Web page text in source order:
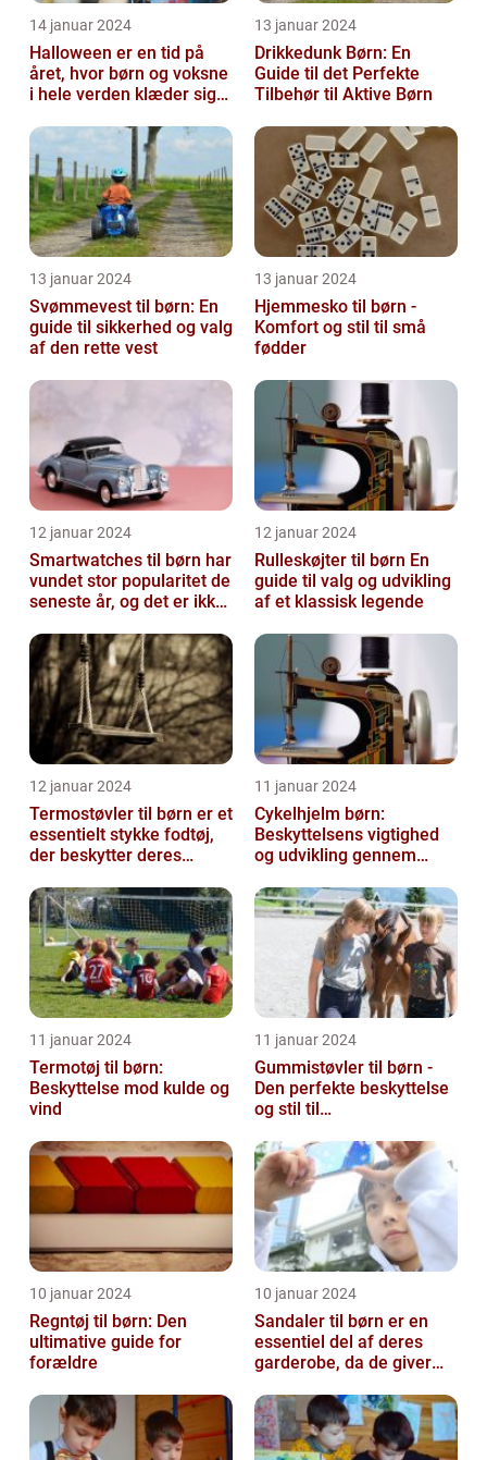
14 januar 2024
Halloween er en tid på
året, hvor børn og voksne
i hele verden klæder sig
fant...
13 januar 2024
Drikkedunk Børn: En
Guide til det Perfekte
Tilbehør til Aktive Børn
13 januar 2024
Svømmevest til børn: En
guide til sikkerhed og valg
af den rette vest
13 januar 2024
Hjemmesko til børn -
Komfort og stil til små
fødder
12 januar 2024
Smartwatches til børn har
vundet stor popularitet de
seneste år, og det er ikke
12 januar 2024
Rulleskøjter til børn En
guide til valg og udvikling
af et klassisk legende
12 januar 2024
Termostøvler til børn er et
essentielt stykke fodtøj,
der beskytter deres
fugti...
11 januar 2024
Cykelhjelm børn:
Beskyttelsens vigtighed
og udvikling gennem
11 januar 2024
Termotøj til børn:
Beskyttelse mod kulde og
vind
11 januar 2024
Gummistøvler til børn -
Den perfekte beskyttelse
og stil til
10 januar 2024
Regntøj til børn: Den
ultimative guide for
forældre
10 januar 2024
Sandaler til børn er en
essentiel del af deres
garderobe, da de giver
der...